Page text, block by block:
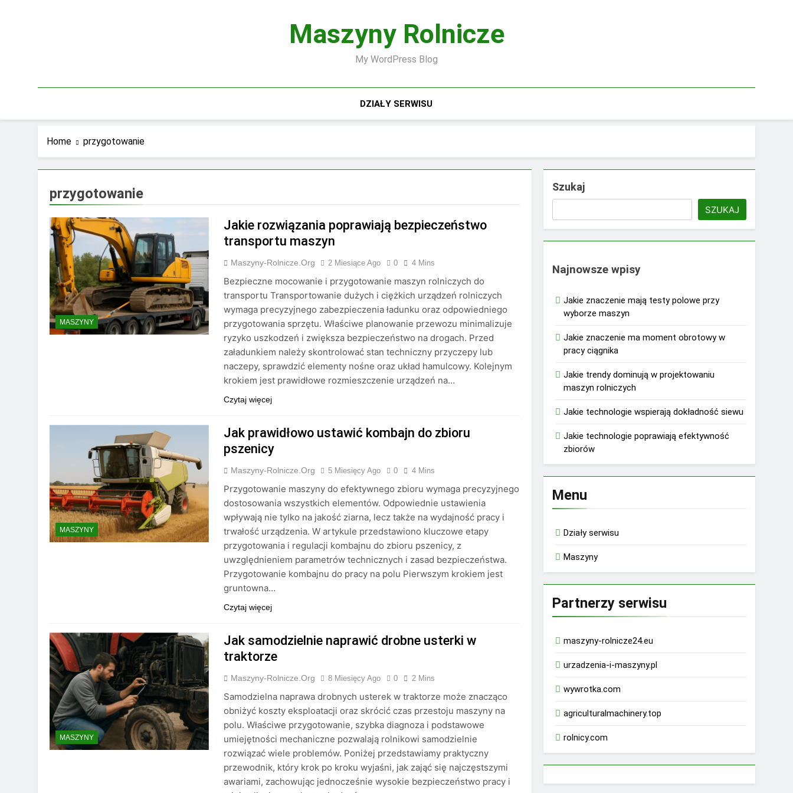
Maszyny Rolnicze
My WordPress Blog
DZIAŁY SERWISU
Home przygotowanie
przygotowanie
MASZYNY
Jakie rozwiązania poprawiają bezpieczeństwo
transportu maszyn
Maszyny-Rolnicze.org 2 Miesiące Ago 0 4 Mins
Bezpieczne mocowanie i przygotowanie maszyn rolniczych do
transportu Transportowanie dużych i ciężkich urządzeń rolniczych
wymaga precyzyjnego zabezpieczenia ładunku oraz odpowiedniego
przygotowania sprzętu. Właściwe planowanie przewozu minimalizuje
ryzyko uszkodzeń i zwiększa bezpieczeństwo na drogach. Przed
załadunkiem należy skontrolować stan techniczny przyczepy lub
naczepy, sprawdzić elementy nośne oraz układ hamulcowy. Kolejnym
krokiem jest prawidłowe rozmieszczenie urządzeń na…
Czytaj więcej
MASZYNY
Jak prawidłowo ustawić kombajn do zbioru
pszenicy
Maszyny-Rolnicze.org 5 Miesięcy Ago 0 4 Mins
Przygotowanie maszyny do efektywnego zbioru wymaga precyzyjnego
dostosowania wszystkich elementów. Odpowiednie ustawienia
wpływają nie tylko na jakość ziarna, lecz także na wydajność pracy i
trwałość urządzenia. W artykule przedstawiono kluczowe etapy
przygotowania i regulacji kombajnu do zbioru pszenicy, z
uwzględnieniem parametrów technicznych i zasad bezpieczeństwa.
Przygotowanie kombajnu do pracy na polu Pierwszym krokiem jest
gruntowna…
Czytaj więcej
MASZYNY
Jak samodzielnie naprawić drobne usterki w
traktorze
Maszyny-Rolnicze.org 8 Miesięcy Ago 0 2 Mins
Samodzielna naprawa drobnych usterek w traktorze może znacząco
obniżyć koszty eksploatacji oraz skrócić czas przestoju maszyny na
polu. Właściwe przygotowanie, szybka diagnoza i podstawowe
umiejętności mechaniczne pozwalają rolnikowi samodzielnie
rozwiązać wiele problemów. Poniżej przedstawiamy praktyczny
przewodnik, który krok po kroku wyjaśni, jak zająć się najczęstszymi
awariami, zachowując jednocześnie wysokie bezpieczeństwo pracy i
Szukaj
SZUKAJ
Najnowsze wpisy
Jakie znaczenie mają testy polowe przy
wyborze maszyn
Jakie znaczenie ma moment obrotowy w
pracy ciągnika
Jakie trendy dominują w projektowaniu
maszyn rolniczych
Jakie technologie wspierają dokładność siewu
Jakie technologie poprawiają efektywność
zbiorów
Menu
Działy serwisu
Maszyny
Partnerzy serwisu
maszyny-rolnicze24.eu
urzadzenia-i-maszyny.pl
wywrotka.com
agriculturalmachinery.top
rolnicy.com
rhino 9000 male enhancement pills reviews